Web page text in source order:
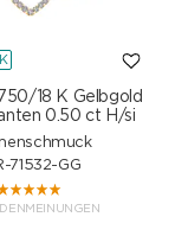
18 K Gelbgold
0.50 ct H/si
71532-GG